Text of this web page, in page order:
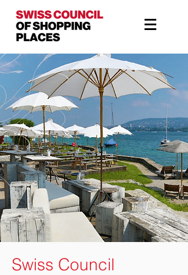
Swiss Council